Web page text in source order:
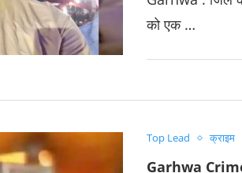
को एक …
Top Lead क्राइम
Garhwa Crime: